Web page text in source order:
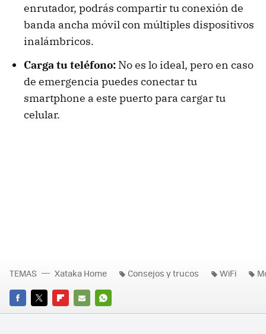
enrutador, podrás compartir tu conexión de
banda ancha móvil con múltiples dispositivos
inalámbricos.
Carga tu teléfono: No es lo ideal, pero en caso
de emergencia puedes conectar tu
smartphone a este puerto para cargar tu
celular.
FACEBOOK
TWITTERFLIPBOARD
E-
WHATSAPP
TEMAS Xataka Home Consejos y trucos WiFi